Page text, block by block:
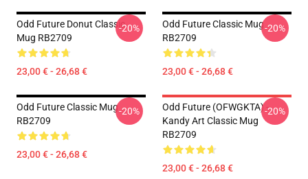
Odd Future Donut Classic
Mug RB2709
23,00 € - 26,68 €
-20%
Odd Future Classic Mug
RB2709
23,00 € - 26,68 €
-20%
Odd Future Classic Mug
RB2709
23,00 € - 26,68 €
-20%
Odd Future (OFWGKTA) -
Kandy Art Classic Mug
RB2709
23,00 € - 26,68 €
-20%